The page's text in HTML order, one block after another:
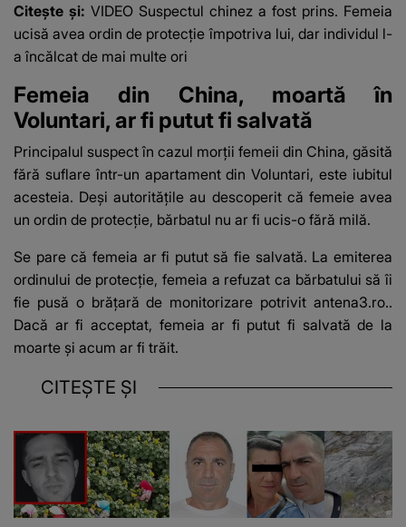
Citește și: VIDEO Suspectul chinez a fost prins. Femeia
ucisă avea ordin de protecție împotriva lui, dar individul l-
a încălcat de mai multe ori
Femeia din China, moartă în
Voluntari, ar fi putut fi salvată
Principalul suspect în cazul morții femeii din China, găsită
fără suflare într-un apartament din Voluntari, este iubitul
acesteia. Deși autoritățile au descoperit că femeie avea
un ordin de protecție, bărbatul nu ar fi ucis-o fără milă.
Se pare că femeia ar fi putut să fie salvată. La emiterea
ordinului de protecție, femeia a refuzat ca bărbatului să îi
fie pusă o brățară de monitorizare potrivit antena3.ro..
Dacă ar fi acceptat, femeia ar fi putut fi salvată de la
moarte și acum ar fi trăit.
CITEȘTE ȘI